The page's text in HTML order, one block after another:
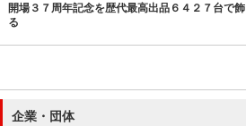
開場３７周年記念を歴代最高出品６４２７台で飾
る
企業・団体